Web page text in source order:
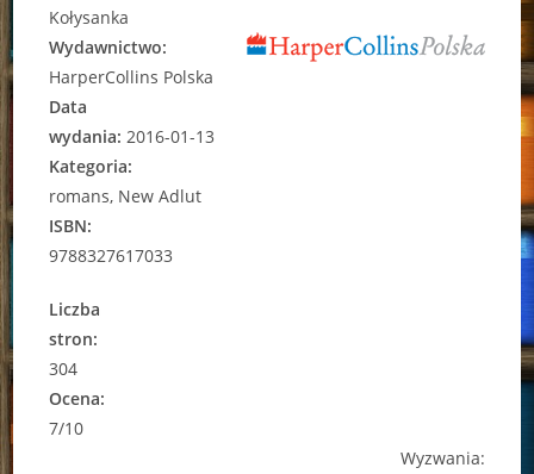
Kołysanka
Wydawnictwo:
HarperCollins Polska
Data
wydania:2016-01-13
Kategoria:
romans, New Adlut
ISBN:
9788327617033
Liczba
stron:
304
Ocena:
7/10
Wyzwania: